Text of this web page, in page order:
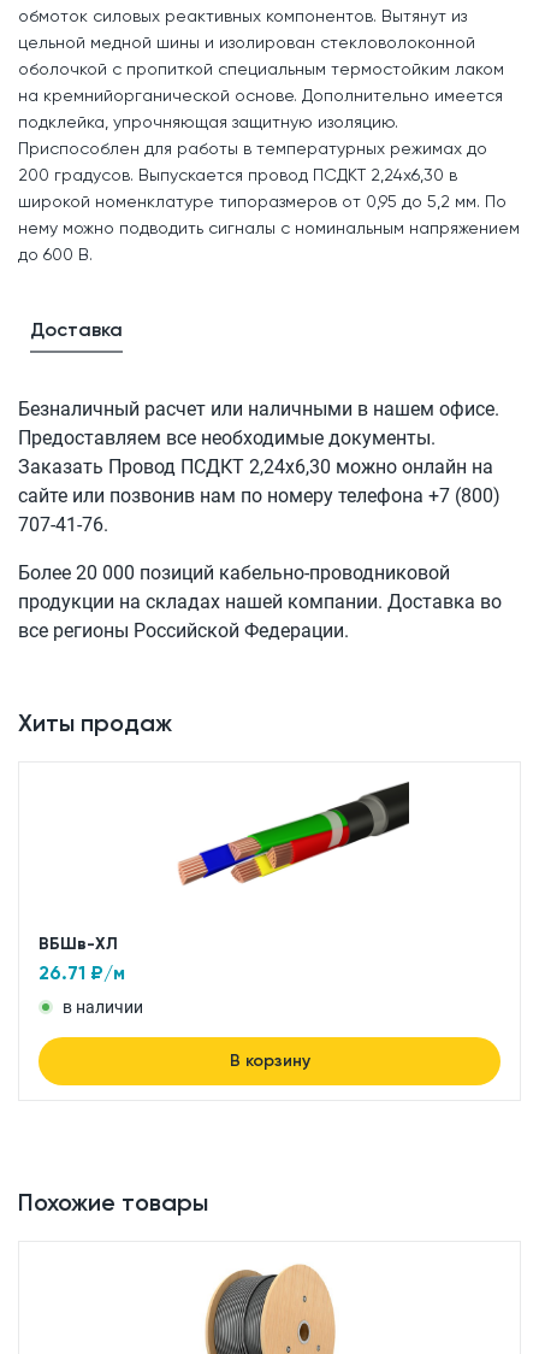
обмоток силовых реактивных компонентов. Вытянут из
цельной медной шины и изолирован стекловолоконной
оболочкой с пропиткой специальным термостойким лаком
на кремнийорганической основе. Дополнительно имеется
подклейка, упрочняющая защитную изоляцию.
Приспособлен для работы в температурных режимах до
200 градусов. Выпускается провод ПСДКТ 2,24x6,30 в
широкой номенклатуре типоразмеров от 0,95 до 5,2 мм. По
нему можно подводить сигналы с номинальным напряжением
до 600 В.
Доставка
Безналичный расчет или наличными в нашем офисе.
Предоставляем все необходимые документы.
Заказать Провод ПСДКТ 2,24x6,30 можно онлайн на
сайте или позвонив нам по номеру телефона +7 (800)
707-41-76.
Более 20 000 позиций кабельно-проводниковой
продукции на складах нашей компании. Доставка во
все регионы Российской Федерации.
Хиты продаж
ВБШв-ХЛ
26.71 ₽/м
в наличии
В корзину
Похожие товары